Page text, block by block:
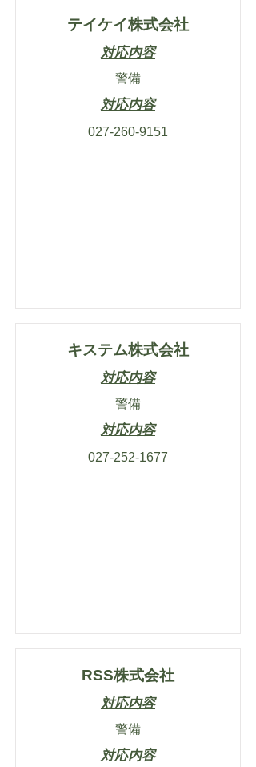
テイケイ株式会社
対応内容
警備
対応内容
027-260-9151
キステム株式会社
対応内容
警備
対応内容
027-252-1677
RSS株式会社
対応内容
警備
対応内容